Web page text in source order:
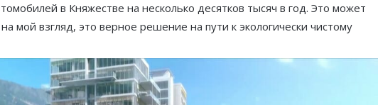
в Княжестве на несколько десятков тысяч в год. Это может
мой взгляд, это верное решение на пути к экологически чистому